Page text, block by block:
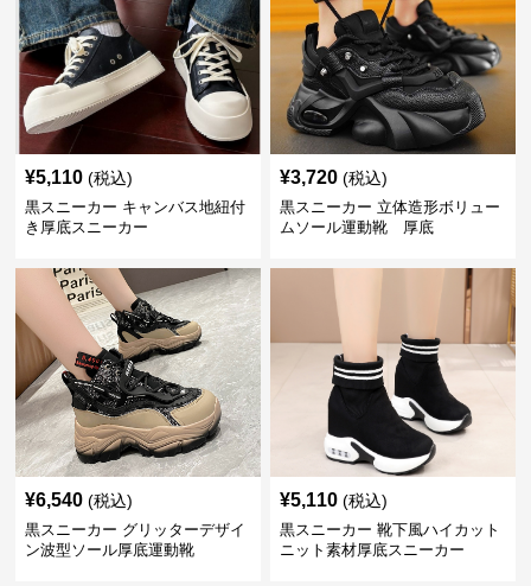
¥5,110 (税込)
黒スニーカー キャンバス地紐付
き厚底スニーカー
¥3,720 (税込)
黒スニーカー 立体造形ボリュー
ムソール運動靴 厚底
¥6,540 (税込)
黒スニーカー グリッターデザイ
ン波型ソール厚底運動靴
¥5,110 (税込)
黒スニーカー 靴下風ハイカット
ニット素材厚底スニーカー